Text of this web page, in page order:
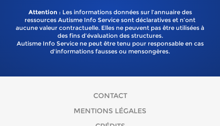
Attention : Les informations données sur l’annuaire des
ressources Autisme Info Service sont déclaratives et n’ont
aucune valeur contractuelle. Elles ne peuvent pas être utilisées à
des fins d’évaluation des structures.
Autisme Info Service ne peut être tenu pour responsable en cas
d'informations fausses ou mensongères.
CONTACT
MENTIONS LÉGALES